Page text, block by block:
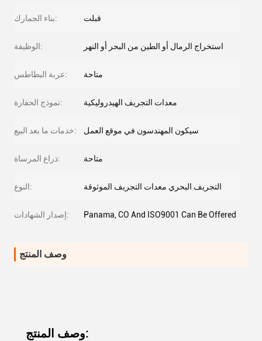
بناء الجمارك: قبلت
الوظيفة: استخراج الرمال أو الطين من البحر أو النهر
عربة البطاطس: متاحة
نموذج الحفارة: معدات التجريف الهيدروليكية
خدمات ما بعد البيع: سيكون المهندسون في موقع العمل
ذراع المرساة: متاحة
النوع: التجريف البحري معدات التجريف الموثوقة
إصدار الشهادات: Panama, CO And ISO9001 Can Be Offered
وصف المنتج
وصف المنتج: